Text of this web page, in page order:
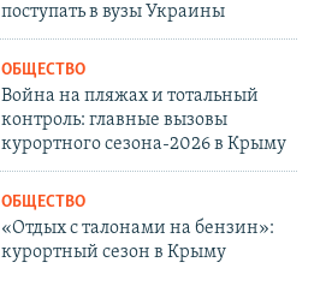
поступать в вузы Украины
ОБЩЕСТВО
Война на пляжах и тотальный
контроль: главные вызовы
курортного сезона-2026 в Крыму
ОБЩЕСТВО
«Отдых с талонами на бензин»:
курортный сезон в Крыму